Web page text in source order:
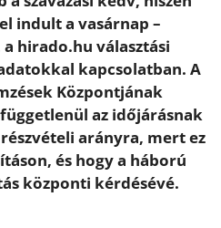
indult a vasárnap –
hirado.hu választási
kapcsolatban. A
Központjának
az időjárásnak
arányra, mert ez
és hogy a háború
központi kérdésévé.